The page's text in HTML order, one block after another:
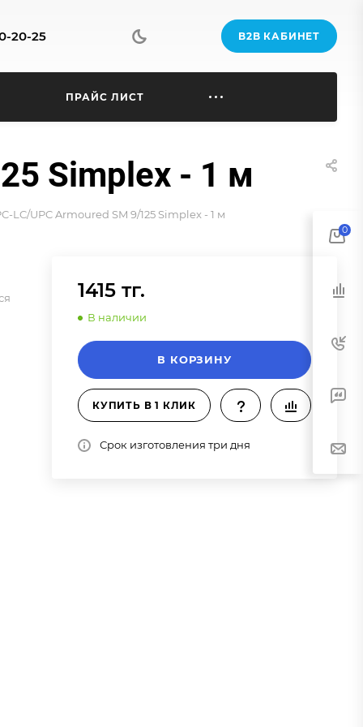
20-25 B2B КАБИНЕТ
ПРАЙС ЛИСТ
Simplex - 1 м
LC/UPC Armoured SM 9/125 Simplex - 1 м
1415 тг.
В наличии
В КОРЗИНУ
КУПИТЬ В 1 КЛИК
Срок изготовления три дня
0